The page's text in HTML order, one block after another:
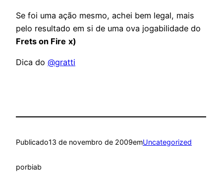
Se foi uma ação mesmo, achei bem legal, mais
pelo resultado em si de uma ova jogabilidade do
Frets on Fire x)
Dica do @gratti
Publicado13 de novembro de 2009emUncategorized
porbiab